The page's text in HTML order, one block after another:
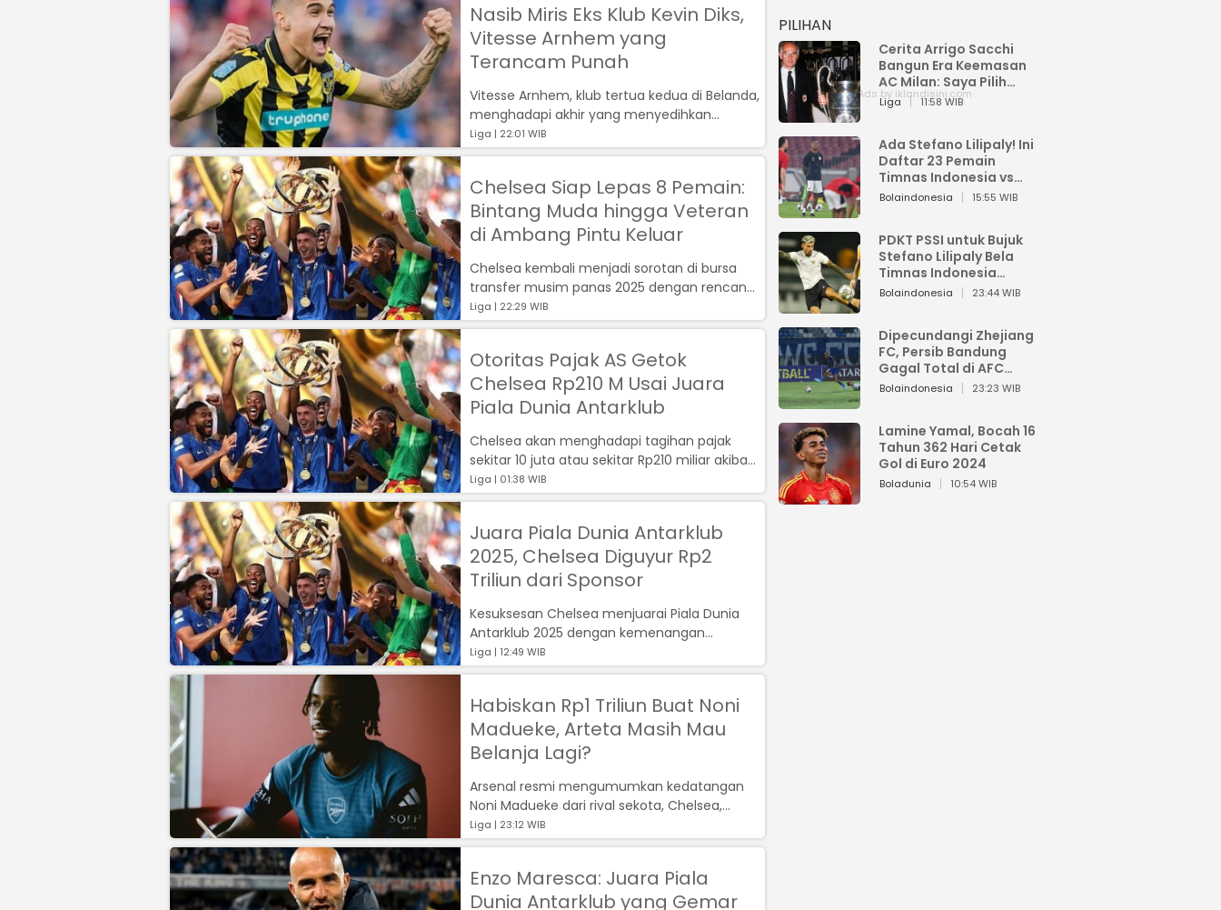
Nasib Miris Eks Klub Kevin Diks,
Vitesse Arnhem yang
Terancam Punah
Vitesse Arnhem, klub tertua kedua di Belanda,
menghadapi akhir yang menyedihkan
setelah izin profesional mereka dicabut ...
Liga | 22:01 WIB
Chelsea Siap Lepas 8 Pemain:
Bintang Muda hingga Veteran
di Ambang Pintu Keluar
Chelsea kembali menjadi sorotan di bursa
transfer musim panas 2025 dengan rencana
melepas sejumlah pemain sebelum jendel...
Liga | 22:29 WIB
Otoritas Pajak AS Getok
Chelsea Rp210 M Usai Juara
Piala Dunia Antarklub
Chelsea akan menghadapi tagihan pajak
sekitar 10 juta atau sekitar Rp210 miliar akibat
pendapatan besar yang mereka raih...
Liga | 01:38 WIB
Juara Piala Dunia Antarklub
2025, Chelsea Diguyur Rp2
Triliun dari Sponsor
Kesuksesan Chelsea menjuarai Piala Dunia
Antarklub 2025 dengan kemenangan
sensasional 3-0 atas Paris Saint-Germain
(PSG)...
Liga | 12:49 WIB
Habiskan Rp1 Triliun Buat Noni
Madueke, Arteta Masih Mau
Belanja Lagi?
Arsenal resmi mengumumkan kedatangan
Noni Madueke dari rival sekota, Chelsea,...
Liga | 23:12 WIB
Enzo Maresca: Juara Piala
Dunia Antarklub yang Gemar
PILIHAN
Cerita Arrigo Sacchi
Bangun Era Keemasan
AC Milan: Saya Pilih
Pemain dari Isi Otaknya
Liga 11:58 WIB
Ada Stefano Lilipaly! Ini
Daftar 23 Pemain
Timnas Indonesia vs
China
Bolaindonesia 15:55 WIB
PDKT PSSI untuk Bujuk
Stefano Lilipaly Bela
Timnas Indonesia
Berakhir Berantakan
Bolaindonesia 23:44 WIB
Dipecundangi Zhejiang
FC, Persib Bandung
Gagal Total di AFC
Champions League Two
Bolaindonesia 23:23 WIB
Lamine Yamal, Bocah 16
Tahun 362 Hari Cetak
Gol di Euro 2024
Boladunia 10:54 WIB